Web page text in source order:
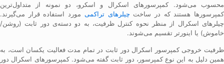
محسوب می‌شود. کمپرسورهای اسکرال و اسکرو، دو نمونه از متداول‌ترین
کمپرسورها هستند که در ساخت چیلرهای تراکمی مورد استفاده قرار می‌گیرند.
چیلرهای اسکرال از منظر نحوه کنترل ظرفیت، به دو دسته‌ی دور ثابت (روشن/
خاموش) یا اینورتر تقسیم می‌شوند.
ظرفیت خروجی کمپرسور اسکرال دور ثابت در تمام مدت فعالیت یکسان است، به
همین دلیل به این نوع کمپرسور، دور ثابت گفته می‌شود. کمپرسورهای اسکرال دور